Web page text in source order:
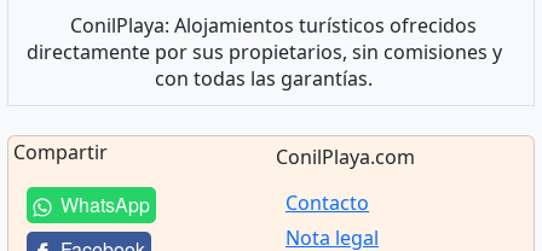
ConilPlaya: Alojamientos turísticos ofrecidos
directamente por sus propietarios, sin comisiones y
con todas las garantías.
Compartir
WhatsApp
ConilPlaya.com
Contacto
Nota legal